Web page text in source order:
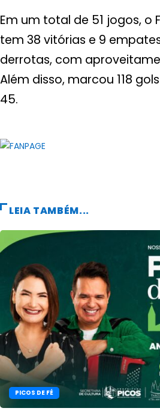
Em um total de 51 jogos, o
tem 38 vitórias e 9
derrotas, com
Além disso, marcou 118
45.
LEIA TAMBÉM...
PICOS DE FÉ